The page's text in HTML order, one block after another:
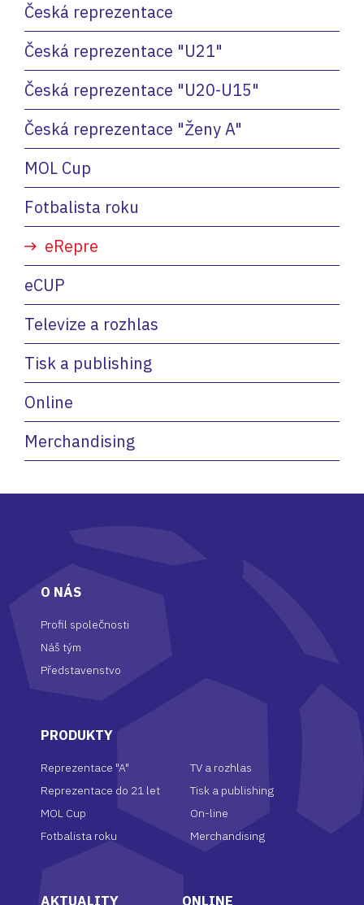
Česká reprezentace
Česká reprezentace "U21"
Česká reprezentace "U20-U15"
Česká reprezentace "Ženy A"
MOL Cup
Fotbalista roku
eRepre
eCUP
Televize a rozhlas
Tisk a publishing
Online
Merchandising
O NÁS
Profil společnosti
Náš tým
Představenstvo
PRODUKTY
Reprezentace "A"
Reprezentace do 21 let
MOL Cup
Fotbalista roku
TV a rozhlas
Tisk a publishing
On-line
Merchandising
AKTUALITY ONLINE